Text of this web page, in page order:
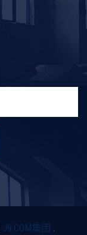
J9.COM集团